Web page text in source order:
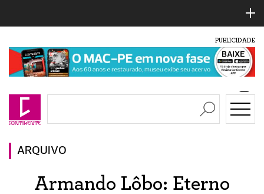
PUBLICIDADE
ARQUIVO
Armando Lôbo: Eterno